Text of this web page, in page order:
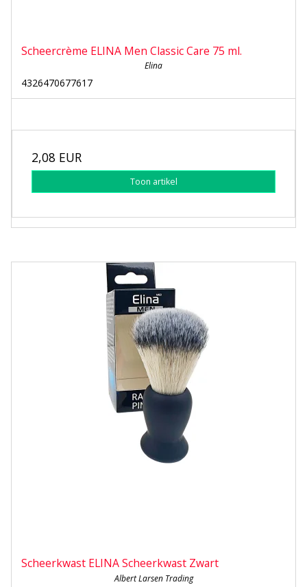
Scheercrème ELINA Men Classic Care 75 ml.
Elina
4326470677617
2,08 EUR
Toon artikel
Scheerkwast ELINA Scheerkwast Zwart
Albert Larsen Trading